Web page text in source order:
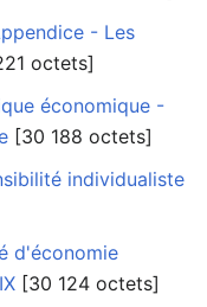
- Les
octets]
économique -
‎[30 188 octets]
individualiste
d'économie
‎[30 124 octets]